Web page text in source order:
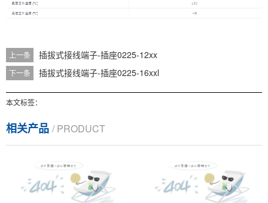
上一条 插拔式接线端子-插座0225-12xx
下一条 插拔式接线端子-插座0225-16xxl
本文标签：
相关产品 / PRODUCT